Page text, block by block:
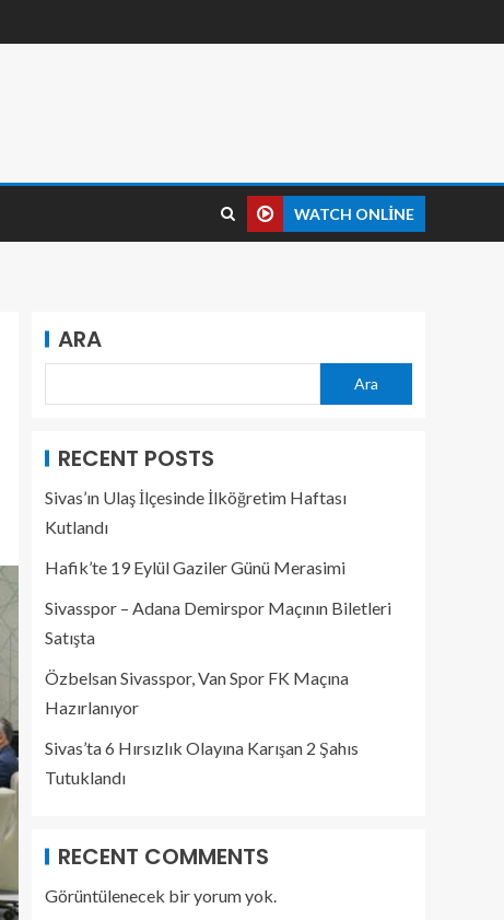
WATCH ONLINE
ARA
Ara
RECENT POSTS
Sivas’ın Ulaş İlçesinde İlköğretim Haftası
Kutlandı
Hafik’te 19 Eylül Gaziler Günü Merasimi
Sivasspor – Adana Demirspor Maçının Biletleri
Satışta
Özbelsan Sivasspor, Van Spor FK Maçına
Hazırlanıyor
Sivas’ta 6 Hırsızlık Olayına Karışan 2 Şahıs
Tutuklandı
RECENT COMMENTS
Görüntülenecek bir yorum yok.